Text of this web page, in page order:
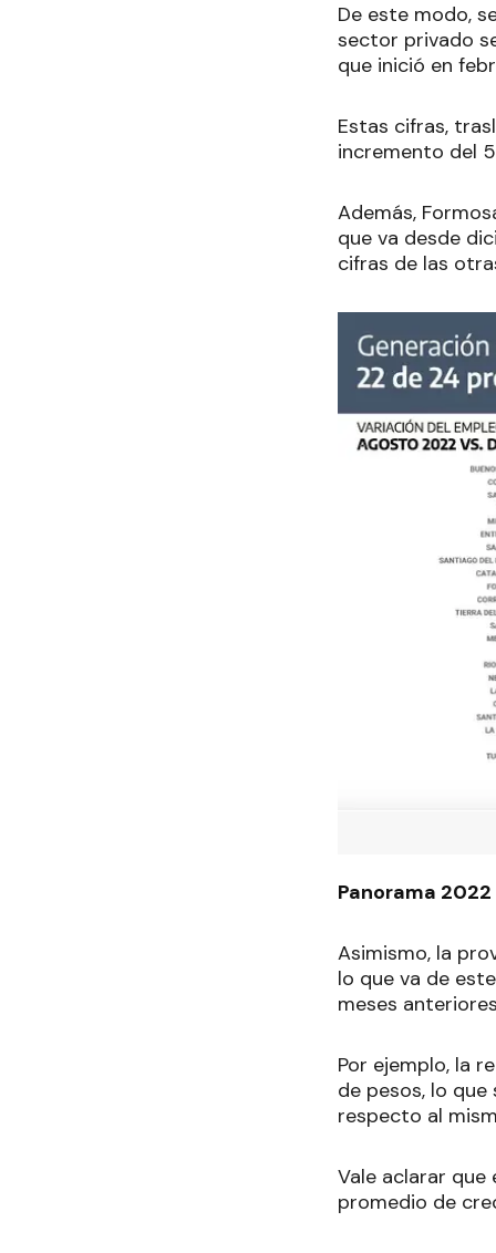
De este modo,
sector privado
que inició en
Estas cifras,
incremento del
Además,
que va desde
cifras de las
Panorama 2022
Asimismo, la
lo que va de
meses
Por ejemplo, la
de pesos, lo que
respecto al
Vale aclarar
promedio de